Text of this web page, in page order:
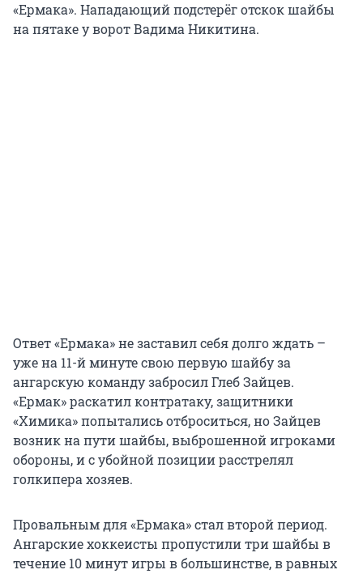
«Ермака». Нападающий подстерёг отскок шайбы
на пятаке у ворот Вадима Никитина.
Ответ «Ермака» не заставил себя долго ждать –
уже на 11-й минуте свою первую шайбу за
ангарскую команду забросил Глеб Зайцев.
«Ермак» раскатил контратаку, защитники
«Химика» попытались отброситься, но Зайцев
возник на пути шайбы, выброшенной игроками
обороны, и с убойной позиции расстрелял
голкипера хозяев.
Провальным для «Ермака» стал второй период.
Ангарские хоккеисты пропустили три шайбы в
течение 10 минут игры в большинстве, в равных